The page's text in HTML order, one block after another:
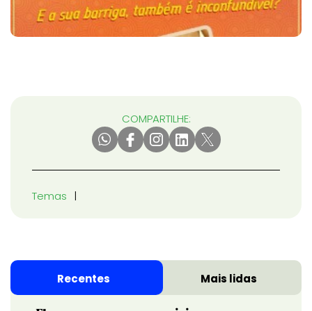
COMPARTILHE:
Temas
Recentes Mais lidas